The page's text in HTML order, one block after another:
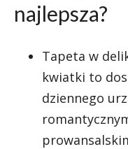
najlepsza?
Tapeta w
kwiatki to
dziennego